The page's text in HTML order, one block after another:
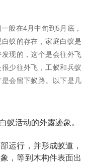
在4月中旬到5月底，
蚁的存在，家庭白蚁是
现的，这个是会往外飞
少往外飞，工蚁和兵蚁
会留下蚁路。以下是几
蚁活动的外露迹象。
运行，并形成蚁道，
，等到木构件表面出